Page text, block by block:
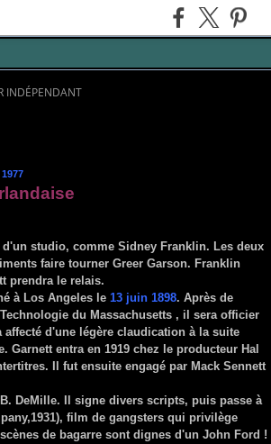
INDÉPENDANT
d'un studio, comme Sidney Franklin. Les deux
faire tourner Greer Garson. Franklin
prendra le relais.
à Los Angeles le 13 juin 1898. Après de
du Massachusetts , il sera officier
d'une légère claudication à la suite
entra en 1919 chez le producteur Hal
Il fut ensuite engagé par Mack Sennett
DeMille. Il signe divers scripts, puis passe à
film de gangsters qui privilège
de bagarre sont dignes d'un John Ford !